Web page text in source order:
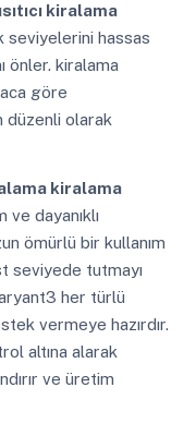
kiralama
seviyelerini hassas
önler. kiralama
göre
düzenli olarak
kiralama
dayanıklı
ömürlü bir kullanım
seviyede tutmayı
her türlü
vermeye hazırdır.
altına alarak
ve üretim